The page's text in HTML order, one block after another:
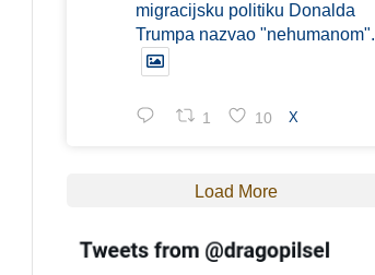
migracijsku politiku Donalda
Trumpa nazvao "nehumanom".
1 10 X
Load More